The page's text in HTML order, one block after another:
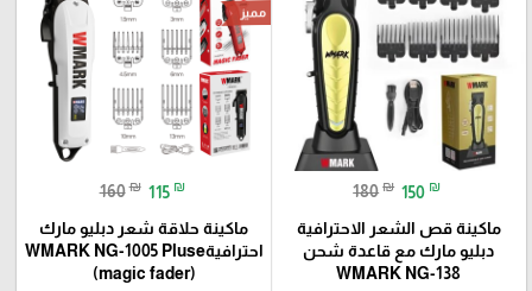
180 ₪ 150 ₪
ماكينة قص الشعر الاحترافية
دبليو مارك مع قاعدة شحن
WMARK NG-138
مميز
160 ₪ 115 ₪
ماكينة حلاقة شعر دبليو مارك
احترافيةWMARK NG-1005 Pluse
(magic fader)